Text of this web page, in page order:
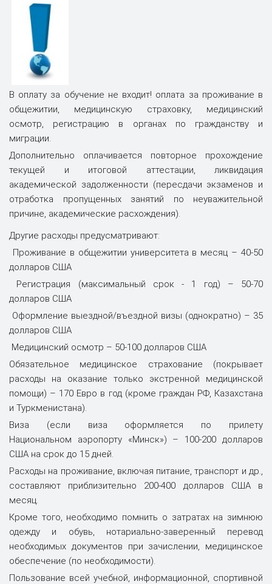
В оплату за обучение не входит! оплата за проживание в
общежитии, медицинскую страховку, медицинский
осмотр, регистрацию в органах по гражданству и
миграции.
Дополнительно оплачивается повторное прохождение
текущей и итоговой аттестации, ликвидация
академической задолженности (пересдачи экзаменов и
отработка пропущенных занятий по неуважительной
причине, академические расхождения).
Другие расходы предусматривают:
Проживание в общежитии университета в месяц – 40-50
долларов США
Регистрация (максимальный срок - 1 год) – 50-70
долларов США
Оформление выездной/въездной визы (однократно) – 35
долларов США
Медицинский осмотр – 50-100 долларов США
Обязательное медицинское страхование (покрывает
расходы на оказание только экстренной медицинской
помощи) – 170 Евро в год (кроме граждан РФ, Казахстана
и Туркменистана).
Виза (если виза оформляется по прилету
Национальном аэропорту «Минск») – 100-200 долларов
США на срок до 15 дней.
Расходы на проживание, включая питание, транспорт и др.,
составляют приблизительно 200-400 долларов США в
месяц.
Кроме того, необходимо помнить о затратах на зимнюю
одежду и обувь, нотариально-заверенный перевод
необходимых документов при зачислении, медицинское
обеспечение (по необходимости).
Пользование всей учебной, информационной, спортивной